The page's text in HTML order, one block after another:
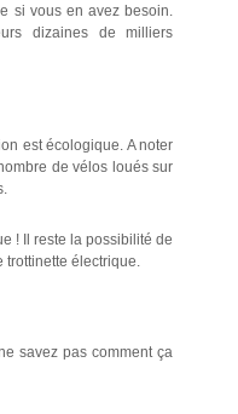
si vous en avez besoin.
dizaines de milliers
est écologique. A noter
de vélos loués sur
! Il reste la possibilité de
trottinette électrique.
savez pas comment ça